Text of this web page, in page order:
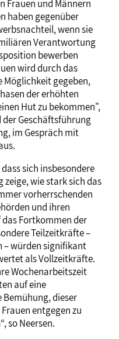
Frauen und Männern
haben gegenüber
wenn sie
Verantwortung
bewerben
wird durch das
Möglichkeit gegeben,
der erhöhten
Hut zu bekommen",
der Geschäftsführung
im Gespräch mit
sich insbesondere
wie stark sich das
vorherrschenden
und ihren
Fortkommen der
Teilzeitkräfte –
– würden signifikant
als Vollzeitkräfte.
Wochenarbeitszeit
auf eine
dieser
entgegen zu
so Neersen.